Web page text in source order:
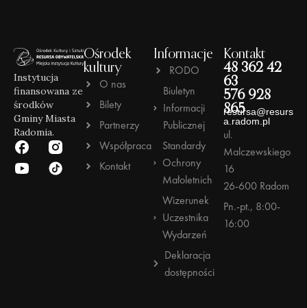
Instytucja
finansowana ze
środków
Gminy Miasta
Radomia.
Ośrodek
kultury
O nas
Bilety
Partnerzy
Współpraca
Kontakt
Informacje
RODO
Biuletyn
Informacji
Publicznej
Standardy
Ochrony
Małoletnich
Wizerunek
Uczestnika
Wydarzeń
Deklaracja
dostępności
Kontakt
48 362 42
63
576 928
865
resursa@resurs
a.radom.pl
ul.
Malczewskiego
16
26-600 Radom
Pn.-pt., 8:00-
16:00